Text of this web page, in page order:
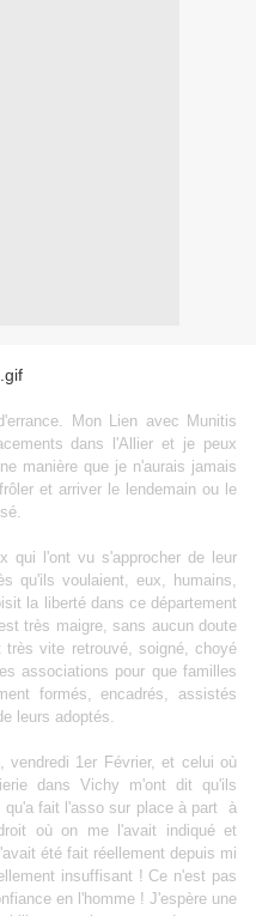
Mon Lien avec Munitis
dans l'Allier et je peux
manière que je n'aurais jamais
et arriver le lendemain ou le
qui l'ont vu s'approcher de leur
qu'ils voulaient, eux, humains,
la liberté dans ce département
très maigre, sans aucun doute
vite retrouvé, soigné, choyé
associations pour que familles
formés, encadrés, assistés
leurs adoptés.
vendredi 1er Février, et celui où
dans Vichy m'ont dit qu'ils
qu'a fait l'asso sur place à part à
où on me l'avait indiqué et
été fait réellement depuis mi
insuffisant ! Ce n'est pas
en l'homme ! J'espère une